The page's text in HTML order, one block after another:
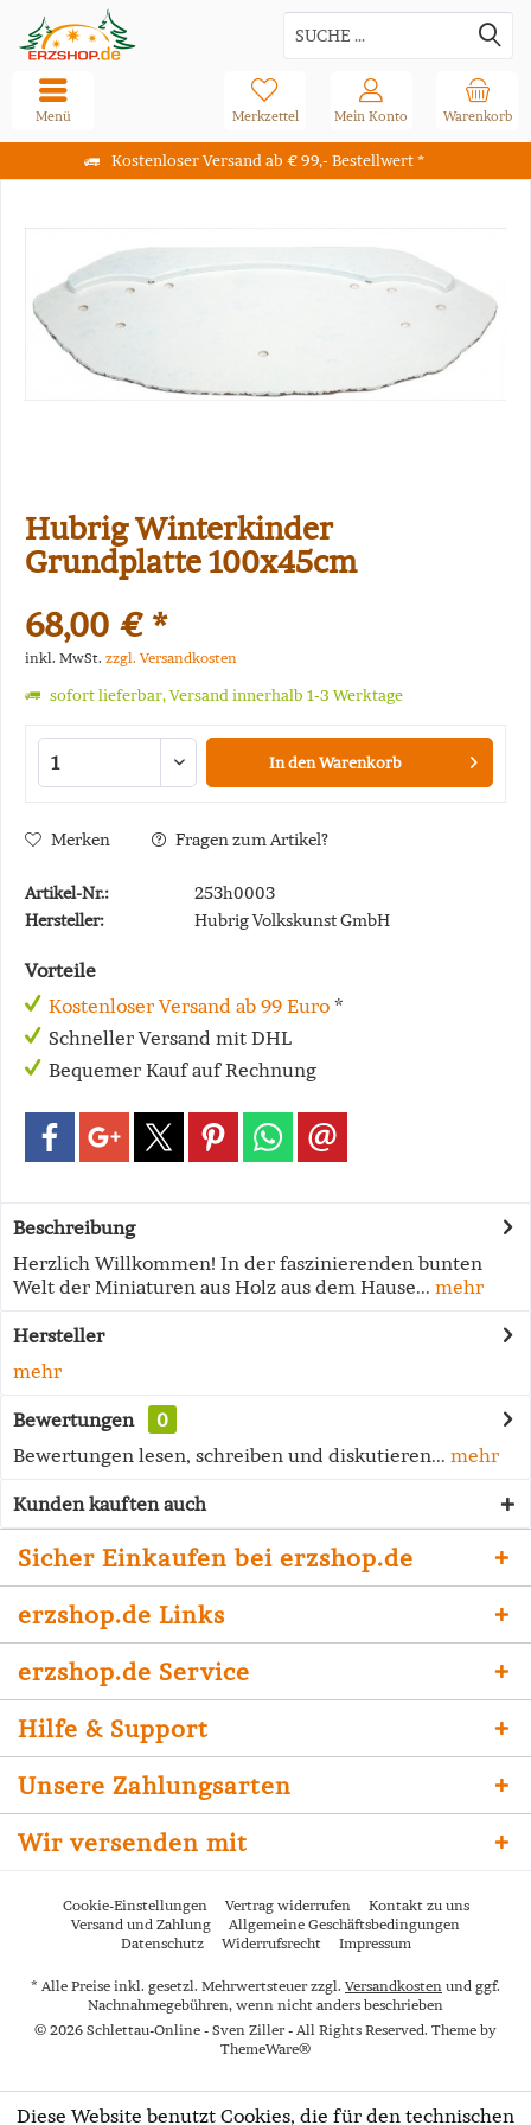
Kostenloser Versand ab € 99,- Bestellwert *
Warenkorb
Merkzettel Mein Konto
Menü
Hubrig Winterkinder
Grundplatte 100x45cm
68,00 € *
inkl. MwSt. zzgl. Versandkosten
sofort lieferbar, Versand innerhalb 1-3 Werktage
In denWarenkorb
Merken Fragen zum Artikel?
Artikel-Nr.:
253h0003
Hersteller:
Hubrig Volkskunst GmbH
Vorteile
Kostenloser Versand ab 99 Euro *
Schneller Versand mit DHL
Bequemer Kauf auf Rechnung
Beschreibung
Herzlich Willkommen! In der faszinierenden bunten
Welt der Miniaturen aus Holz aus dem Hause... mehr
Hersteller
mehr
Bewertungen
0
Bewertungen lesen, schreiben und diskutieren... mehr
Kunden kauften auch
Sicher Einkaufen bei erzshop.de
erzshop.de Links
erzshop.de Service
Hilfe & Support
Unsere Zahlungsarten
Wir versenden mit
Cookie-Einstellungen Vertrag widerrufen
Kontakt zu uns
Versand und Zahlung
Allgemeine Geschäftsbedingungen
Datenschutz
Widerrufsrecht Impressum
* Alle Preise inkl. gesetzl. Mehrwertsteuer zzgl. Versandkosten und ggf.
Nachnahmegebühren, wenn nicht anders beschrieben
© 2026 Schlettau-Online - Sven Ziller - All Rights Reserved. Theme by
ThemeWare®
Diese Website benutzt Cookies, die für den technischen